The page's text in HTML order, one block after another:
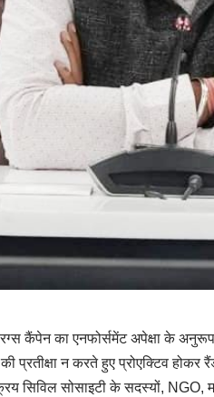
कैंपेन का एनफोर्समेंट अपेक्षा के
प्रतीक्षा न करते हुए प्रोएक्टिव होकर
सिविल सोसाइटी के सदस्यों, NGO,